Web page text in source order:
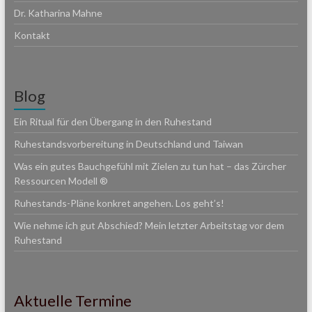
Dr. Katharina Mahne
Kontakt
Blog
Ein Ritual für den Übergang in den Ruhestand
Ruhestandsvorbereitung in Deutschland und Taiwan
Was ein gutes Bauchgefühl mit Zielen zu tun hat – das Zürcher
Ressourcen Modell ®
Ruhestands-Pläne konkret angehen. Los geht’s!
Wie nehme ich gut Abschied? Mein letzter Arbeitstag vor dem
Ruhestand
Aktuelle Termine